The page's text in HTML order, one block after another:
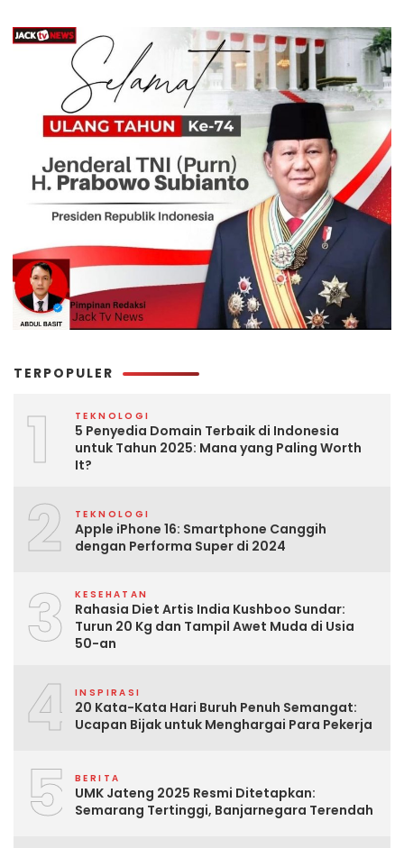
TERPOPULER
1 TEKNOLOGI
5 Penyedia Domain Terbaik di Indonesia
untuk Tahun 2025: Mana yang Paling Worth
It?
2 TEKNOLOGI
Apple iPhone 16: Smartphone Canggih
dengan Performa Super di 2024
3 KESEHATAN
Rahasia Diet Artis India Kushboo Sundar:
Turun 20 Kg dan Tampil Awet Muda di Usia
50-an
4 INSPIRASI
20 Kata-Kata Hari Buruh Penuh Semangat:
Ucapan Bijak untuk Menghargai Para Pekerja
5 BERITA
UMK Jateng 2025 Resmi Ditetapkan:
Semarang Tertinggi, Banjarnegara Terendah